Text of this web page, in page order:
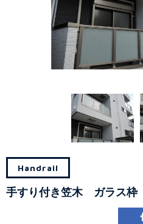
Handrail
手すり付き笠木 ガラス枠